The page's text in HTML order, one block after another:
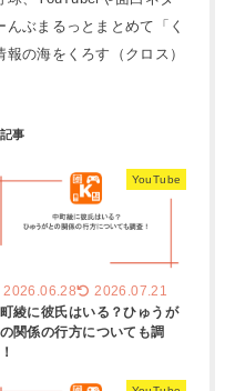
ぶまるっとまとめて「く
の海をくろす（クロス）
YouTube
2026.06.28 2026.07.21
綾に彼氏はいる？ひゅうが
関係の行方についても調